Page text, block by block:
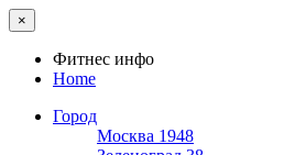
×
Фитнес инфо
Home
Город
Москва 1948